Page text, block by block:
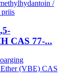
CAS 77-...